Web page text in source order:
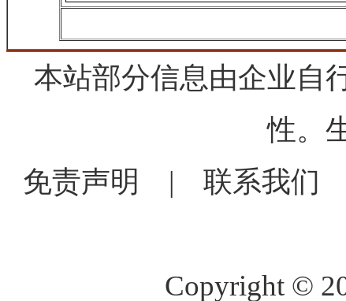
本站部分信息由企业自
性。
免责声明
| 联系我们
Copyright ©